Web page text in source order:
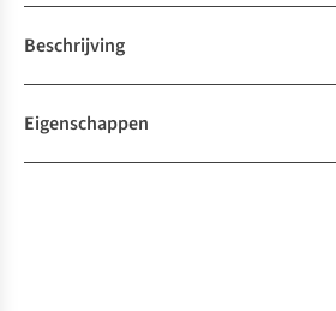
Beschrijving
Eigenschappen